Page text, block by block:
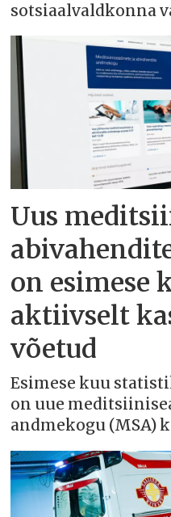
sotsiaalvaldkonna
Uus
on esimese
aktiivselt
võetud
Esimese kuu
on uue
andmekogu (MSA)